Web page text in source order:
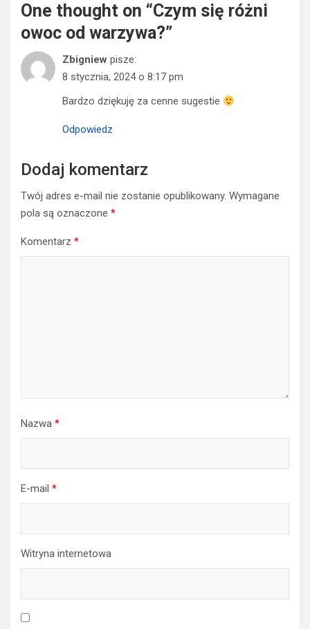
One thought on “Czym się różni
owoc od warzywa?”
Zbigniew pisze:
8 stycznia, 2024 o 8:17 pm
Bardzo dziękuję za cenne sugestie
Odpowiedz
Dodaj komentarz
Twój adres e-mail nie zostanie opublikowany. Wymagane
pola są oznaczone *
Komentarz *
Nazwa *
E-mail *
Witryna internetowa